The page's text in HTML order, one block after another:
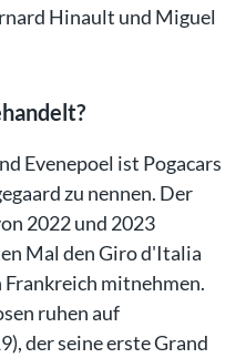
Hinault und Miguel
Evenepoel ist Pogacars
zu nennen. Der
2022 und 2023
Mal den Giro d'Italia
Frankreich mitnehmen.
ruhen auf
der seine erste Grand